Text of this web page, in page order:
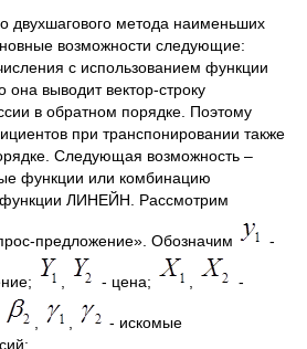
двухшагового метода наименьших
возможности следующие:
с использованием функции
выводит вектор-строку
в обратном порядке. Поэтому
при транспонировании также
Следующая возможность –
функции или комбинацию
ЛИНЕЙН. Рассмотрим
предложение». Обозначим -
- цена; -
- искомые